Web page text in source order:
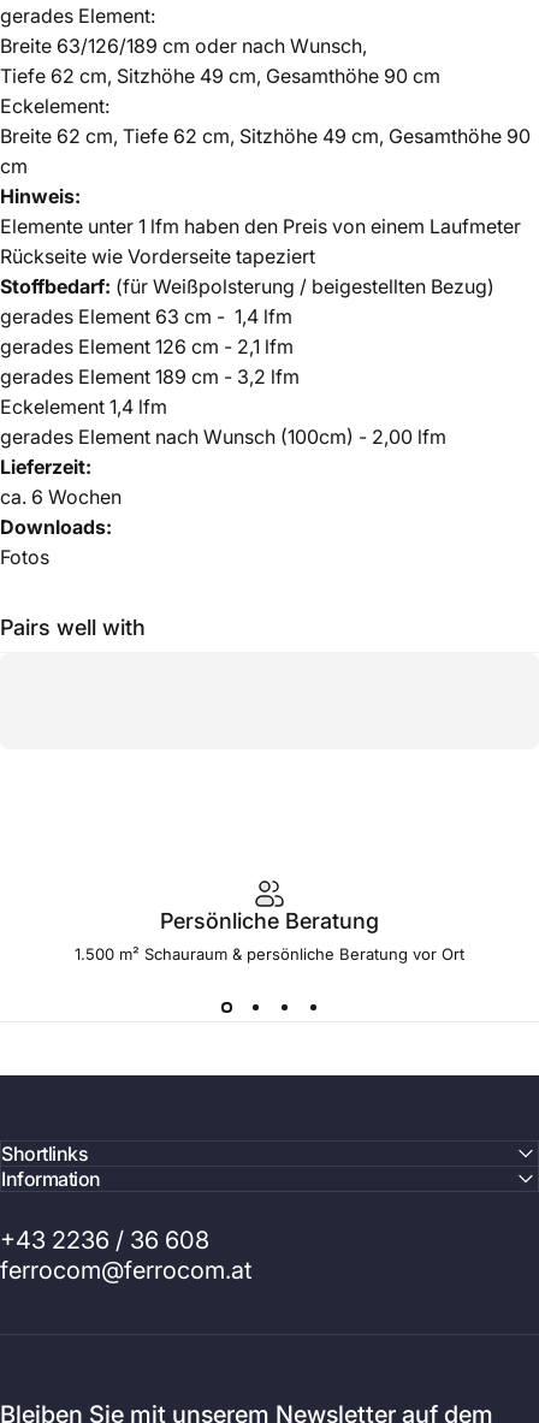
gerades Element:
Breite 63/126/189 cm oder nach Wunsch,
Tiefe 62 cm, Sitzhöhe 49 cm, Gesamthöhe 90 cm
Eckelement:
Breite 62 cm, Tiefe 62 cm, Sitzhöhe 49 cm, Gesamthöhe 90
cm
Hinweis:
Elemente unter 1 lfm haben den Preis von einem Laufmeter
Rückseite wie Vorderseite tapeziert
Stoffbedarf: (für Weißpolsterung / beigestellten Bezug)
gerades Element 63 cm - 1,4 lfm
gerades Element 126 cm - 2,1 lfm
gerades Element 189 cm - 3,2 lfm
Eckelement 1,4 lfm
gerades Element nach Wunsch (100cm) - 2,00 lfm
Lieferzeit:
ca. 6 Wochen
Downloads:
Fotos
Pairs well with
Persönliche Beratung
1.500 m² Schauraum & persönliche Beratung vor Ort
Shortlinks
Information
+43 2236 / 36 608
ferrocom@ferrocom.at
Bleiben Sie mit unserem Newsletter auf dem